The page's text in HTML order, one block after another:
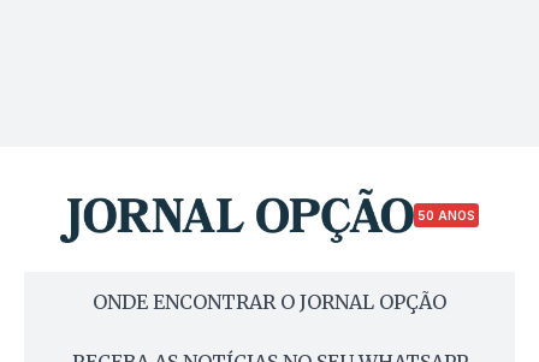
50 ANOS
ONDE ENCONTRAR O JORNAL OPÇÃO